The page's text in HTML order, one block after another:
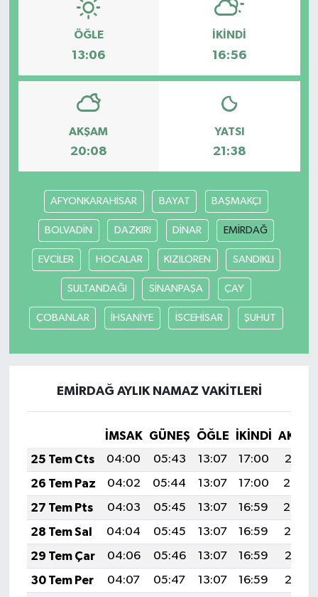
ÖĞLE
13:06
İKINDI
16:56
AKŞAM
20:08
YATSI
21:38
AFYONKARAHİSAR BAYAT BAŞMAKÇI
BOLVADİN DAZKIRI DİNAR EMİRDAĞ
EVCİLER HOCALAR KIZILÖREN SANDIKLI
SULTANDAĞI SİNANPAŞA ÇAY
ÇOBANLAR İHSANİYE İSCEHİSAR ŞUHUT
EMİRDAĞ AYLIK NAMAZ VAKITLERI
İMSAK GÜNEŞ ÖĞLE İKINDI
25 Tem Cts
04:00 05:43 13:07 17:00
20:21
26 Tem Paz
04:02 05:44 13:07 17:00
20:20
27 Tem Pts
04:03 05:45 13:07 16:59
20:20
28 Tem Sal
04:04 05:45 13:07 16:59
20:19
29 Tem Çar
04:06 05:46 13:07 16:59
20:18
30 Tem Per
04:07 05:47 13:07 16:59
20:17